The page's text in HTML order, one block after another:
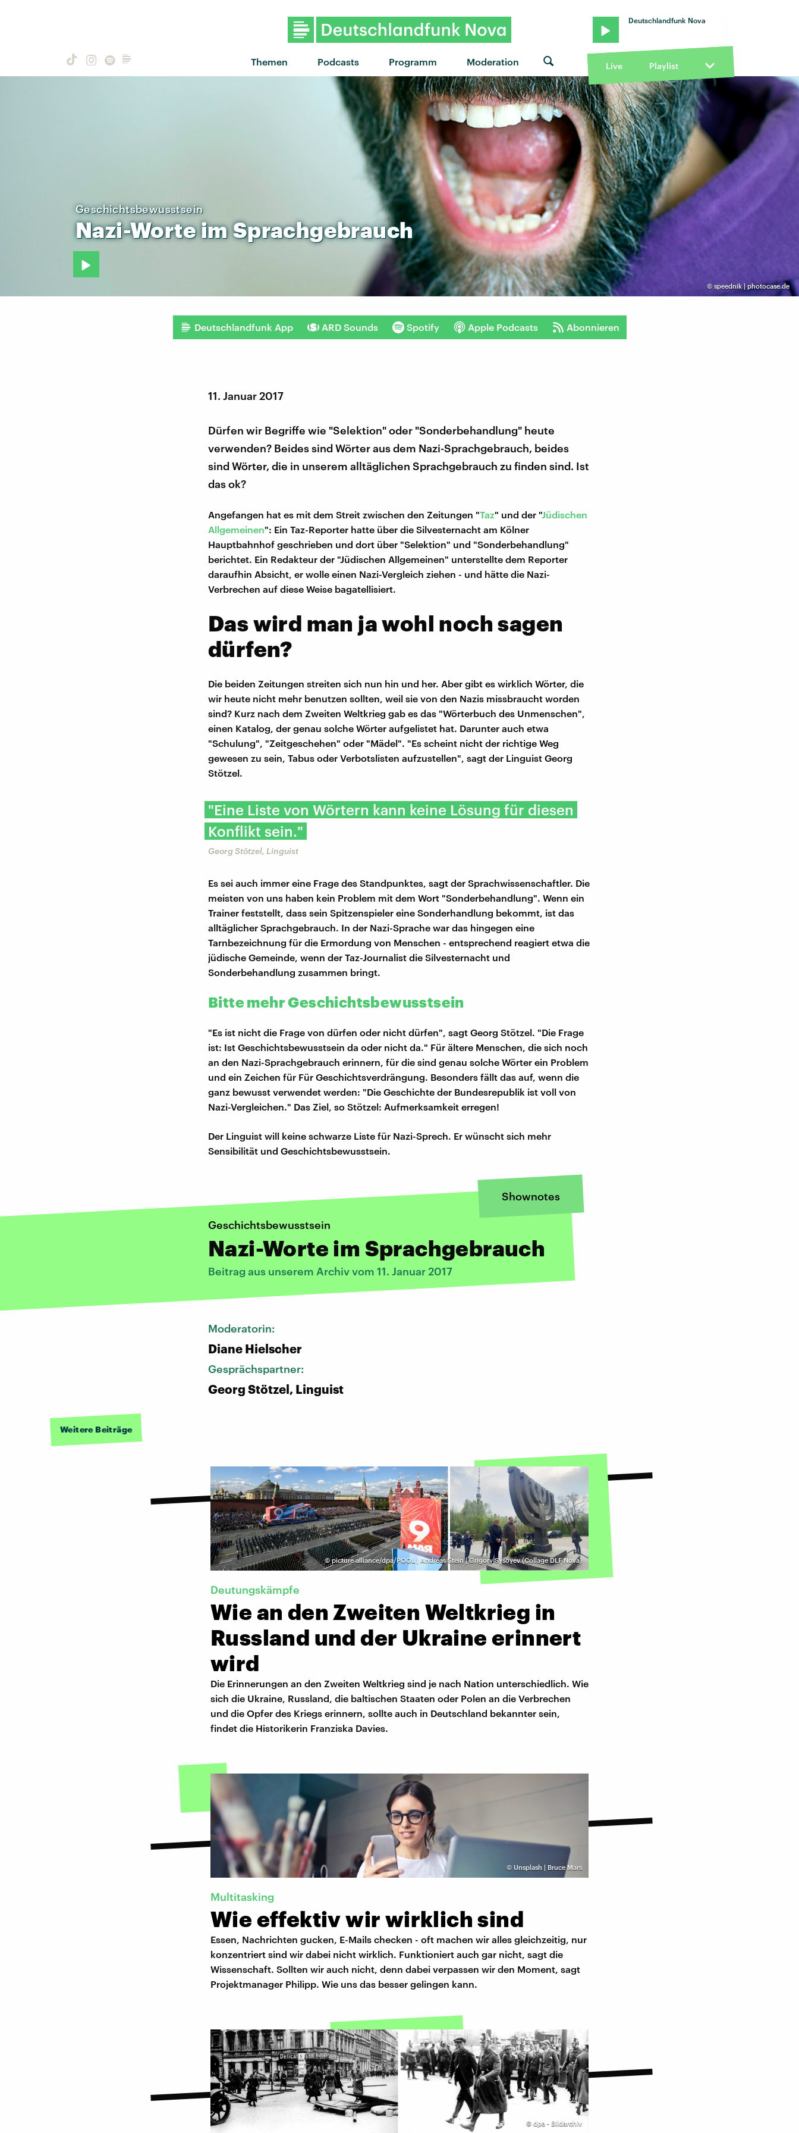
Themen Podcasts Programm Moderation
Deutschlandfunk Nova
Live Playlist
© speednik | photocase.de
Geschichtsbewusstsein
Nazi-WorteimSprachgebrauch
Deutschlandfunk App ARD Sounds Spotify Apple Podcasts Abonnieren
11. Januar 2017
Dürfen wir Begriffe wie "Selektion" oder "Sonderbehandlung" heute
verwenden? Beides sind Wörter aus dem Nazi-Sprachgebrauch, beides
sind Wörter, die in unserem alltäglichen Sprachgebrauch zu finden sind. Ist
das ok?
Angefangen hat es mit dem Streit zwischen den Zeitungen "Taz" und der "Jüdischen
Allgemeinen": Ein Taz-Reporter hatte über die Silvesternacht am Kölner
Hauptbahnhof geschrieben und dort über "Selektion" und "Sonderbehandlung"
berichtet. Ein Redakteur der "Jüdischen Allgemeinen" unterstellte dem Reporter
daraufhin Absicht, er wolle einen Nazi-Vergleich ziehen - und hätte die Nazi-
Verbrechen auf diese Weise bagatellisiert.
Das wird man ja wohl noch sagen
dürfen?
Die beiden Zeitungen streiten sich nun hin und her. Aber gibt es wirklich Wörter, die
wir heute nicht mehr benutzen sollten, weil sie von den Nazis missbraucht worden
sind? Kurz nach dem Zweiten Weltkrieg gab es das "Wörterbuch des Unmenschen",
einen Katalog, der genau solche Wörter aufgelistet hat. Darunter auch etwa
"Schulung", "Zeitgeschehen" oder "Mädel". "Es scheint nicht der richtige Weg
gewesen zu sein, Tabus oder Verbotslisten aufzustellen", sagt der Linguist Georg
Stötzel.
"Eine Liste von Wörtern kann keine Lösung für diesen
Konflikt sein."
Georg Stötzel, Linguist
Es sei auch immer eine Frage des Standpunktes, sagt der Sprachwissenschaftler. Die
meisten von uns haben kein Problem mit dem Wort "Sonderbehandlung". Wenn ein
Trainer feststellt, dass sein Spitzenspieler eine Sonderhandlung bekommt, ist das
alltäglicher Sprachgebrauch. In der Nazi-Sprache war das hingegen eine
Tarnbezeichnung für die Ermordung von Menschen - entsprechend reagiert etwa die
jüdische Gemeinde, wenn der Taz-Journalist die Silvesternacht und
Sonderbehandlung zusammen bringt.
Bitte mehr Geschichtsbewusstsein
"Es ist nicht die Frage von dürfen oder nicht dürfen", sagt Georg Stötzel. "Die Frage
ist: Ist Geschichtsbewusstsein da oder nicht da." Für ältere Menschen, die sich noch
an den Nazi-Sprachgebrauch erinnern, für die sind genau solche Wörter ein Problem
und ein Zeichen für Für Geschichtsverdrängung. Besonders fällt das auf, wenn die
ganz bewusst verwendet werden: "Die Geschichte der Bundesrepublik ist voll von
Nazi-Vergleichen." Das Ziel, so Stötzel: Aufmerksamkeit erregen!
Der Linguist will keine schwarze Liste für Nazi-Sprech. Er wünscht sich mehr
Sensibilität und Geschichtsbewusstsein.
Shownotes
Geschichtsbewusstsein
Nazi-Worte im Sprachgebrauch
Beitrag aus unserem Archiv vom 11. Januar 2017
Moderatorin:
Diane Hielscher
Gesprächspartner:
Georg Stötzel, Linguist
Weitere Beiträge
©picture alliance/dpa/POOL | Andreas Stein | Grigory Sysoyev (Collage DLF Nova)
Deutungskämpfe
Wie an den Zweiten Weltkrieg in
Russland und der Ukraine erinnert
wird
Die Erinnerungen an den Zweiten Weltkrieg sind je nach Nation unterschiedlich. Wie
sich die Ukraine, Russland, die baltischen Staaten oder Polen an die Verbrechen
und die Opfer des Kriegs erinnern, sollte auch in Deutschland bekannter sein,
findet die Historikerin Franziska Davies.
© Unsplash | Bruce Mars
Multitasking
Wie effektiv wir wirklich sind
Essen, Nachrichten gucken, E-Mails checken - oft machen wir alles gleichzeitig, nur
konzentriert sind wir dabei nicht wirklich. Funktioniert auch gar nicht, sagt die
Wissenschaft. Sollten wir auch nicht, denn dabei verpassen wir den Moment, sagt
Projektmanager Philipp. Wie uns das besser gelingen kann.
© dpa - Bildarchiv